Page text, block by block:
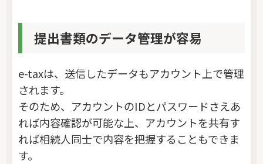
提出書類のデータ管理が容易
e-taxは、送信したデータもアカウント上で管理
されます。
そのため、アカウントのIDとパスワードさえあ
れば内容確認が可能な上、アカウントを共有す
れば相続人同士で内容を把握することもできま
す。